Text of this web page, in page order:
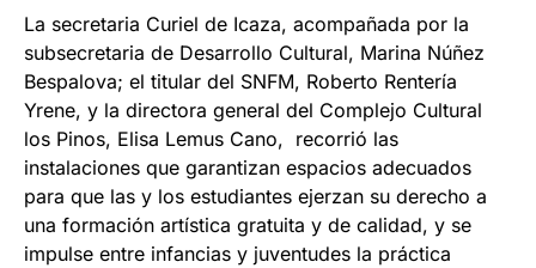
La secretaria Curiel de Icaza, acompañada por la
subsecretaria de Desarrollo Cultural, Marina Núñez
Bespalova; el titular del SNFM, Roberto Rentería
Yrene, y la directora general del Complejo Cultural
los Pinos, Elisa Lemus Cano, recorrió las
instalaciones que garantizan espacios adecuados
para que las y los estudiantes ejerzan su derecho a
una formación artística gratuita y de calidad, y se
impulse entre infancias y juventudes la práctica